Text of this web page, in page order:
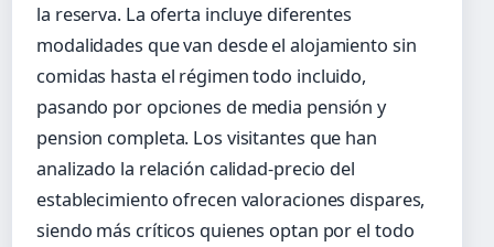
la reserva. La oferta incluye diferentes
modalidades que van desde el alojamiento sin
comidas hasta el régimen todo incluido,
pasando por opciones de media pensión y
pension completa. Los visitantes que han
analizado la relación calidad-precio del
establecimiento ofrecen valoraciones dispares,
siendo más críticos quienes optan por el todo